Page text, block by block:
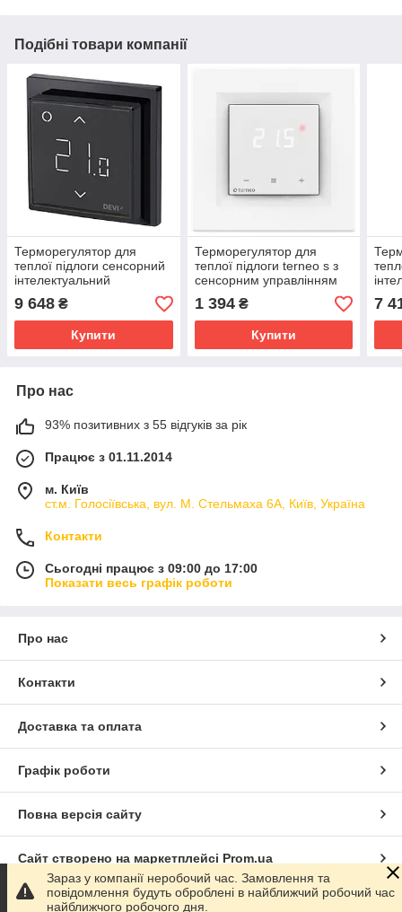
Подібні товари компанії
Терморегулятор для
теплої підлоги сенсорний
інтелектуальний
DEVIregTM Smart
Black (чорний)
9 648 ₴
Купити
Терморегулятор для
теплої підлоги terneo s з
сенсорним управлінням
(білий)
1 394₴
Купити
7
Про нас
93% позитивних з 55 відгуків за рік
Працює з 01.11.2014
м. Київ
ст.м. Голосіївська, вул. М. Стельмаха 6А, Київ, Україна
Контакти
Сьогодні працює з 09:00 до 17:00
Показати весь графік роботи
Про нас
Контакти
Доставка та оплата
Графік роботи
Повна версія сайту
Сайт створено на маркетплейсі Prom.ua
Політика конфіденційності
Зараз у компанії неробочий час. Замовлення та
повідомлення будуть оброблені в найближчий робочий час
найближчого робочого дня.